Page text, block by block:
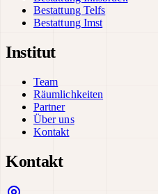
Bestattung Telfs
Bestattung Imst
Institut
Team
Räumlichkeiten
Partner
Über uns
Kontakt
Kontakt